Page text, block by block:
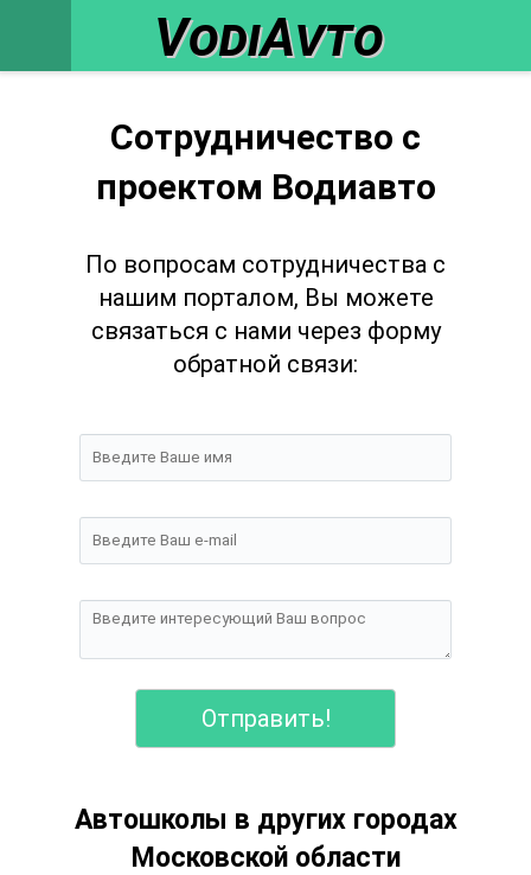
VodiAvto
Сотрудничество с
проектом Водиавто
По вопросам сотрудничества с
нашим порталом, Вы можете
связаться с нами через форму
обратной связи:
Отправить!
Автошколы в других городах
Московской области